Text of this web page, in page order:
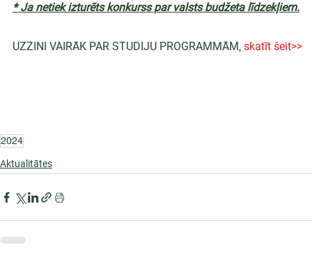
* Ja netiek izturēts konkurss par valsts budžeta līdzekļiem.
UZZINI VAIRĀK PAR STUDIJU PROGRAMMĀM, skatīt šeit>>
2024
Aktualitātes